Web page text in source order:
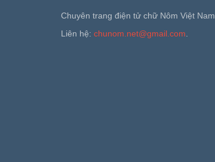
Chuyên trang điện tử chữ Nôm Việt Nam.
Liên hệ: chunom.net@gmail.com